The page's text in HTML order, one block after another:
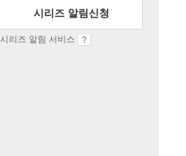
시리즈 알림신청
시리즈 알림 서비스